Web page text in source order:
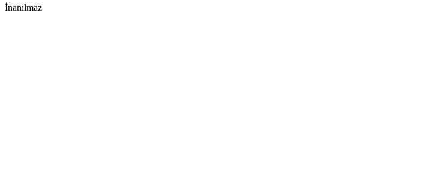
İnanılmaz